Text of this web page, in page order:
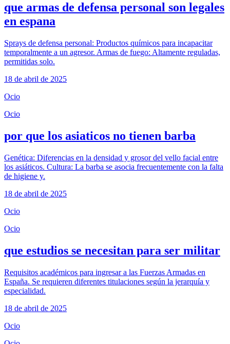
que armas de defensa personal son legales
en espana
Sprays de defensa personal: Productos químicos para incapacitar
temporalmente a un agresor. Armas de fuego: Altamente reguladas,
permitidas solo.
18 de abril de 2025
Ocio
Ocio
por que los asiaticos no tienen barba
Genética: Diferencias en la densidad y grosor del vello facial entre
los asiáticos. Cultura: La barba se asocia frecuentemente con la falta
de higiene y.
18 de abril de 2025
Ocio
Ocio
que estudios se necesitan para ser militar
Requisitos académicos para ingresar a las Fuerzas Armadas en
España. Se requieren diferentes titulaciones según la jerarquía y
especialidad.
18 de abril de 2025
Ocio